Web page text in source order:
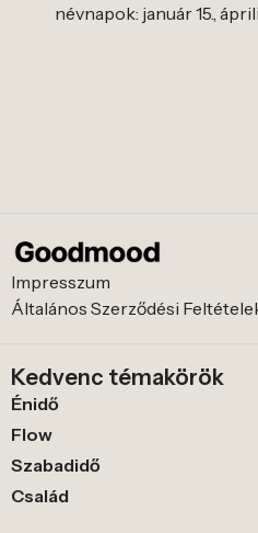
névnapok: január 15.,
Impresszum
Általános Szerződési
Kedvenc témakörök
Énidő
Flow
Szabadidő
Család